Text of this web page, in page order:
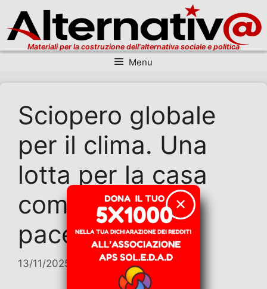
Materiali per la costruzione dell'alternativa sociale e politica
Menu
Sciopero globale
per il clima. Una
lotta per la casa
comune, per la
pace
13/11/2025 Alberto Deambrogio
✕